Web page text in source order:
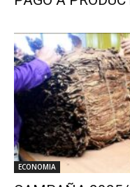
ECONOMIA